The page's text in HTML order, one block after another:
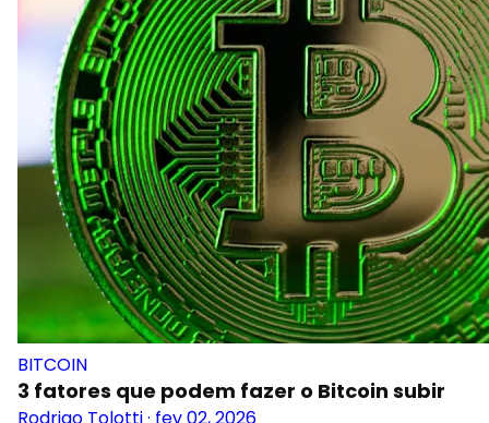
BITCOIN
3 fatores que podem fazer o Bitcoin subir